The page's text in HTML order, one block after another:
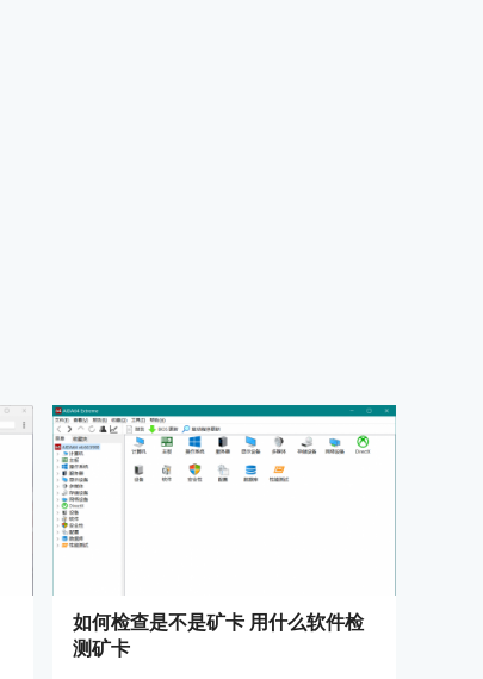
如何检查是不是矿卡 用什么软件检
测矿卡